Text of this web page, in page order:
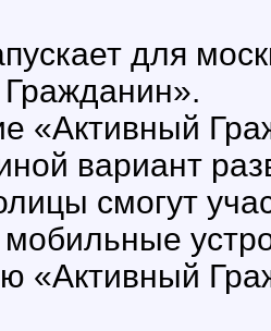
для
«Активный
вариант
смогут
мобильные
«Активный